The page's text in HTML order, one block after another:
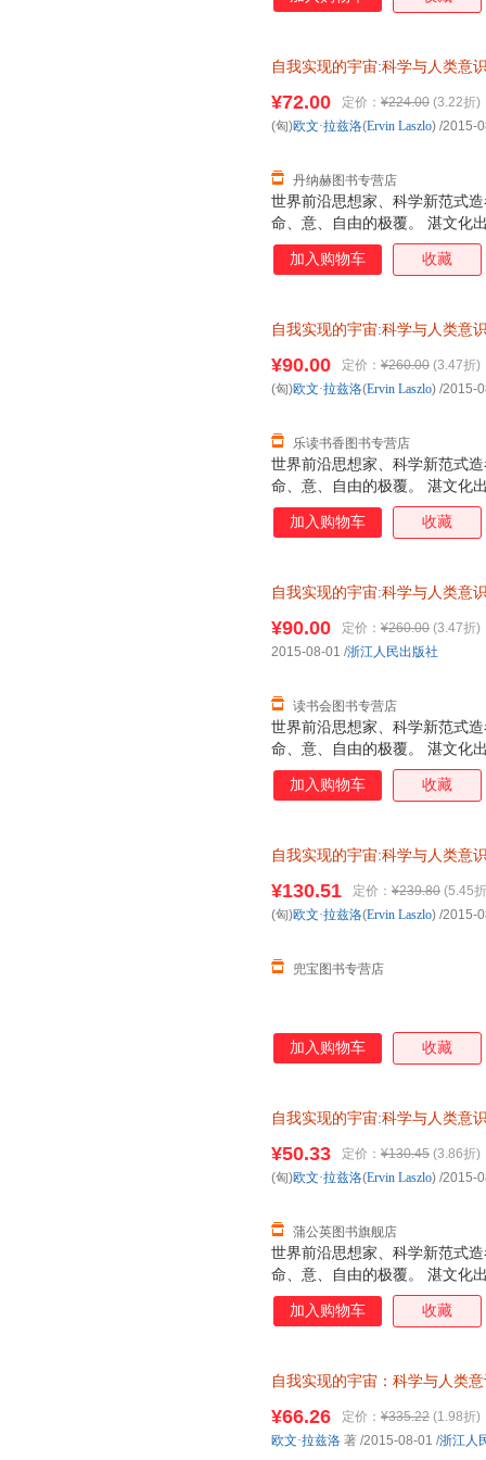
自我实现的宇宙:科学与人类意
世界前沿思想家、科学新范式
命、意、自由的极覆。 湛文化
¥72.00 定价： ¥224.00 (3.22折)
丹纳赫图书专营店
(匈)欧文·拉兹洛(Ervin Laszlo) /2015-
加入购物车 收藏
自我实现的宇宙:科学与人类意
世界前沿思想家、科学新范式
命、意、自由的极覆。 湛文化
¥90.00 定价： ¥260.00 (3.47折)
乐读书香图书专营店
(匈)欧文·拉兹洛(Ervin Laszlo) /2015-
加入购物车 收藏
自我实现的宇宙:科学与人类意
世界前沿思想家、科学新范式
命、意、自由的极覆。 湛文化
¥90.00 定价： ¥260.00 (3.47折)
读书会图书专营店
2015-08-01 /浙江人民出版社
加入购物车 收藏
自我实现的宇宙:科学与人类意
¥130.51 定价： ¥239.80 (5.45
兜宝图书专营店
(匈)欧文·拉兹洛(Ervin Laszlo) /2015-
加入购物车 收藏
自我实现的宇宙:科学与人类意
流快捷，欢迎选购！】
世界前沿思想家、科学新范式
命、意、自由的极覆。 湛文化
¥50.33 定价： ¥130.45 (3.86折)
蒲公英图书旗舰店
(匈)欧文·拉兹洛(Ervin Laszlo) /2015-
加入购物车 收藏
自我实现的宇宙：科学与人类
¥66.26 定价： ¥335.22 (1.98折)
欧文·拉兹洛 著 /2015-08-01 /浙江人